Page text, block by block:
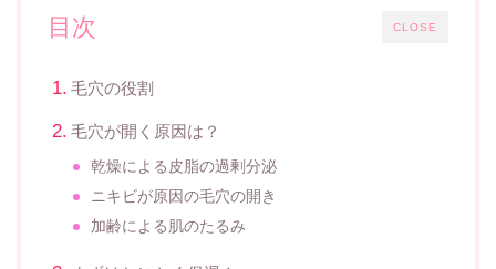
CLOSE
目次
毛穴の役割
毛穴が開く原因は？
乾燥による皮脂の過剰分泌
ニキビが原因の毛穴の開き
加齢による肌のたるみ